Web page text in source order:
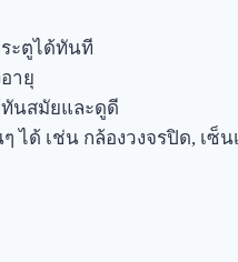
ะตูได้ทันที
ายุ
นสมัยและดูดี
ได้ เช่น กล้องวงจรปิด, เ